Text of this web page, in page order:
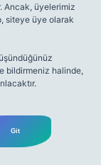
Ancak, üyelerimiz
siteye üye olarak
bildirmeniz halinde,